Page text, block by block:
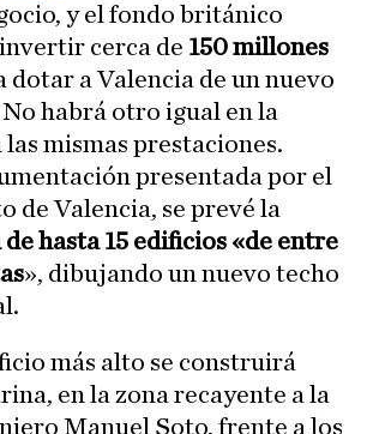
y el fondo británico
cerca de 150 millones
dotar a Valencia de un nuevo
habrá otro igual en la
mismas prestaciones.
presentada por el
de Valencia, se prevé la
hasta 15 edificios «de entre
», dibujando un nuevo techo
más alto se construirá
en la zona recayente a la
Manuel Soto, frente a los